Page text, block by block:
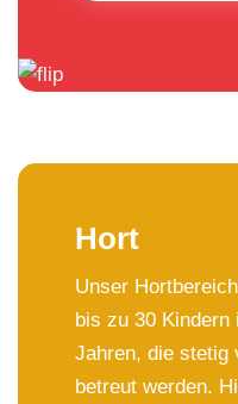
Hort
Unser
bis zu 30
Jahren, die stetig
betreut werden.